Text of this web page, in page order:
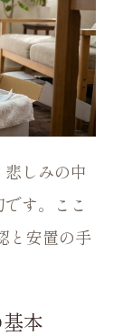
しみの中
す。ここ
と安置の手
本